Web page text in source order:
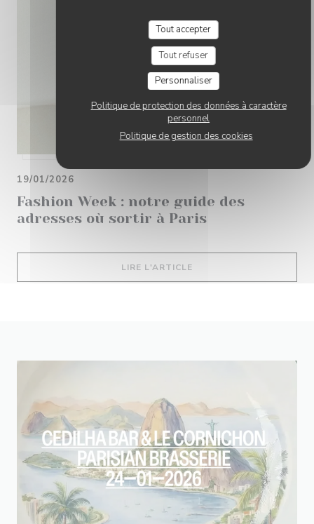
Tout accepter
Tout refuser
Personnaliser
Politique de protection des données à caractère
personnel
Politique de gestion des cookies
Fashion Week : notre guide des
adresses où sortir à Paris
19/01/2026
LIRE L'ARTICLE